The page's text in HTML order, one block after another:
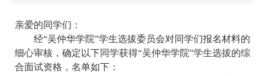
亲爱的同学们：
经“吴仲华学院”学生选拔委员会对同学们报名材料的
细心审核，确定以下同学获得“吴仲华学院”学生选拔的综
合面试资格，名单如下：